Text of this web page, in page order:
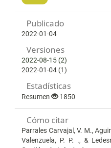
Publicado
2022-01-04
Versiones
2022-08-15 (2)
2022-01-04 (1)
Estadísticas
Resumen 1850
Cómo citar
Parrales Carvajal, V. M.,
Valenzuela, P. P. ., &